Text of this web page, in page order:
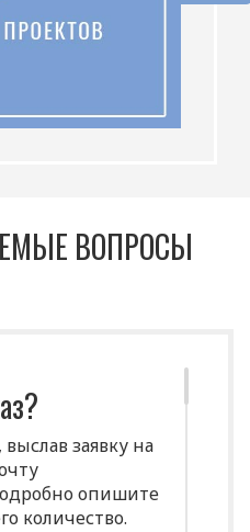
ВОПРОСЫ
заявку на
опишите
количество.